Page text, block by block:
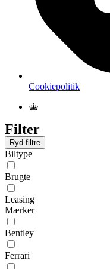
Cookiepolitik
Filter
Ryd filtre
Biltype
Brugte
Leasing
Mærker
Bentley
Ferrari